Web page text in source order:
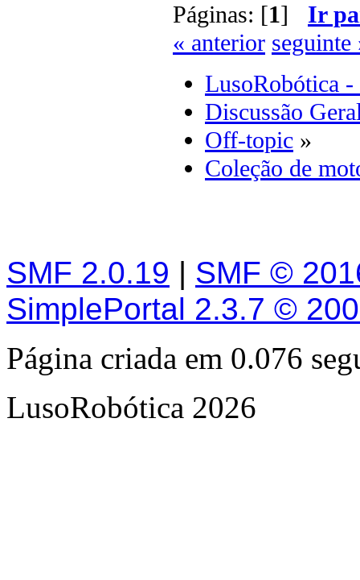
Páginas: [1] Ir
« anterior seguinte
LusoRobótica -
Discussão
Off-topic »
Coleção de
SMF 2.0.19 | SMF ©
SimplePortal 2.3.7 ©
Página criada em 0.076
LusoRobótica 2026